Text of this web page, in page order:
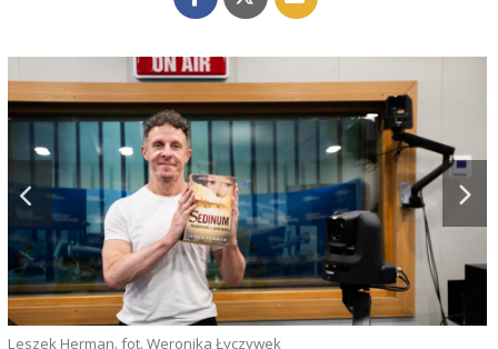
Leszek Herman. fot. Weronika Łyczywek